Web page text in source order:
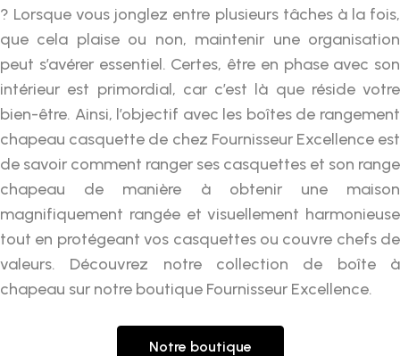
? Lorsque vous jonglez entre plusieurs tâches à la fois,
que cela plaise ou non, maintenir une organisation
peut s’avérer essentiel. Certes, être en phase avec son
intérieur est primordial, car c’est là que réside votre
bien-être. Ainsi, l’objectif avec les boîtes de rangement
chapeau casquette de chez Fournisseur Excellence est
de savoir comment ranger ses casquettes et son range
chapeau de manière à obtenir une maison
magnifiquement rangée et visuellement harmonieuse
tout en protégeant vos casquettes ou couvre chefs de
valeurs. Découvrez notre collection de boîte à
chapeau sur notre boutique Fournisseur Excellence.
Notre boutique